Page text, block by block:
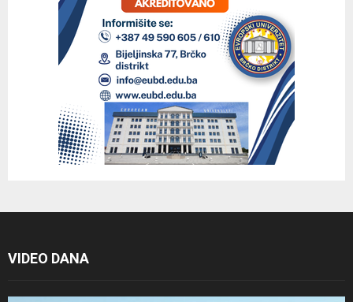
VIDEO DANA